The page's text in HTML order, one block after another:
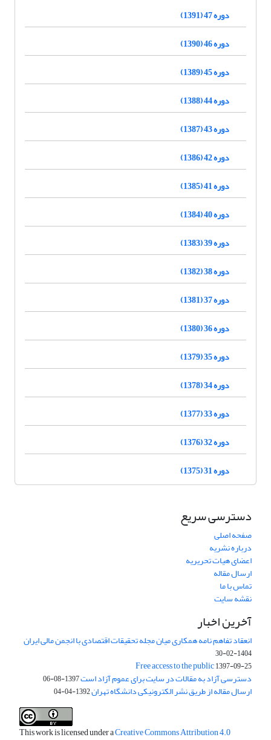
دوره 47 (1391)
دوره 46 (1390)
دوره 45 (1389)
دوره 44 (1388)
دوره 43 (1387)
دوره 42 (1386)
دوره 41 (1385)
دوره 40 (1384)
دوره 39 (1383)
دوره 38 (1382)
دوره 37 (1381)
دوره 36 (1380)
دوره 35 (1379)
دوره 34 (1378)
دوره 33 (1377)
دوره 32 (1376)
دوره 31 (1375)
دسترسی سریع
صفحه اصلی
درباره نشریه
اعضای هیات تحریریه
ارسال مقاله
تماس با ما
نقشه سایت
آخرین اخبار
انعقاد تفاهم نامه همکاری میان مجله تحقیقات اقتصادی با انجمن مالی ایران
1404-02-30
Free access to the public1397-09-25
دسترسی آزاد به مقالات در سایت برای عموم آزاد است1397-08-06
ارسال مقاله از طریق نشر الکترونیکی دانشگاه تهران1392-04-04
This work is licensed under aCreative Commons Attribution 4.0